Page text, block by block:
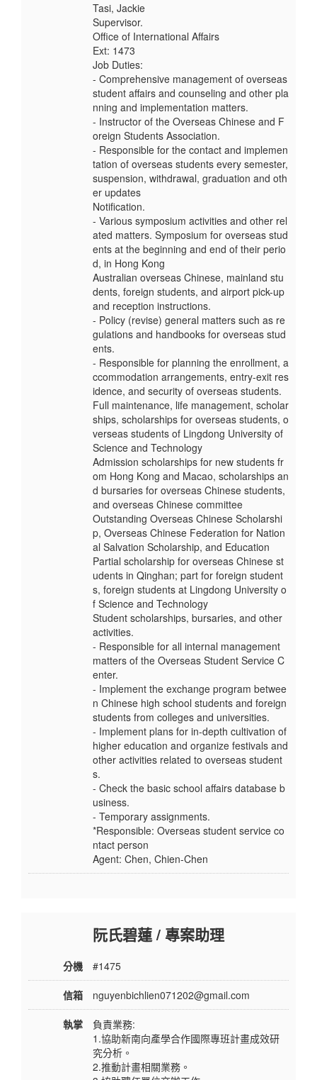
Tasi, Jackie
Supervisor.
Office of International Affairs
Ext: 1473
Job Duties:
- Comprehensive management of overseas
student affairs and counseling and other pla
nning and implementation matters.
- Instructor of the Overseas Chinese and F
oreign Students Association.
- Responsible for the contact and implemen
tation of overseas students every semester,
suspension, withdrawal, graduation and oth
er updates
Notification.
- Various symposium activities and other rel
ated matters. Symposium for overseas stud
ents at the beginning and end of their perio
d, in Hong Kong
Australian overseas Chinese, mainland stu
dents, foreign students, and airport pick-up
and reception instructions.
- Policy (revise) general matters such as re
gulations and handbooks for overseas stud
ents.
- Responsible for planning the enrollment, a
ccommodation arrangements, entry-exit res
idence, and security of overseas students.
Full maintenance, life management, scholar
ships, scholarships for overseas students, o
verseas students of Lingdong University of
Science and Technology
Admission scholarships for new students fr
om Hong Kong and Macao, scholarships an
d bursaries for overseas Chinese students,
and overseas Chinese committee
Outstanding Overseas Chinese Scholarshi
p, Overseas Chinese Federation for Nation
al Salvation Scholarship, and Education
Partial scholarship for overseas Chinese st
udents in Qinghan; part for foreign student
s, foreign students at Lingdong University o
f Science and Technology
Student scholarships, bursaries, and other
activities.
- Responsible for all internal management
matters of the Overseas Student Service C
enter.
- Implement the exchange program betwee
n Chinese high school students and foreign
students from colleges and universities.
- Implement plans for in-depth cultivation of
higher education and organize festivals and
other activities related to overseas student
s.
- Check the basic school affairs database b
usiness.
- Temporary assignments.
*Responsible: Overseas student service co
ntact person
Agent: Chen, Chien-Chen
阮氏碧蓮 / 專案助理
分機 #1475
信箱 nguyenbichlien071202@gmail.com
執掌
負責業務:
1.協助新南向產學合作國際專班計畫成效研
究分析。
2.推動計畫相關業務。